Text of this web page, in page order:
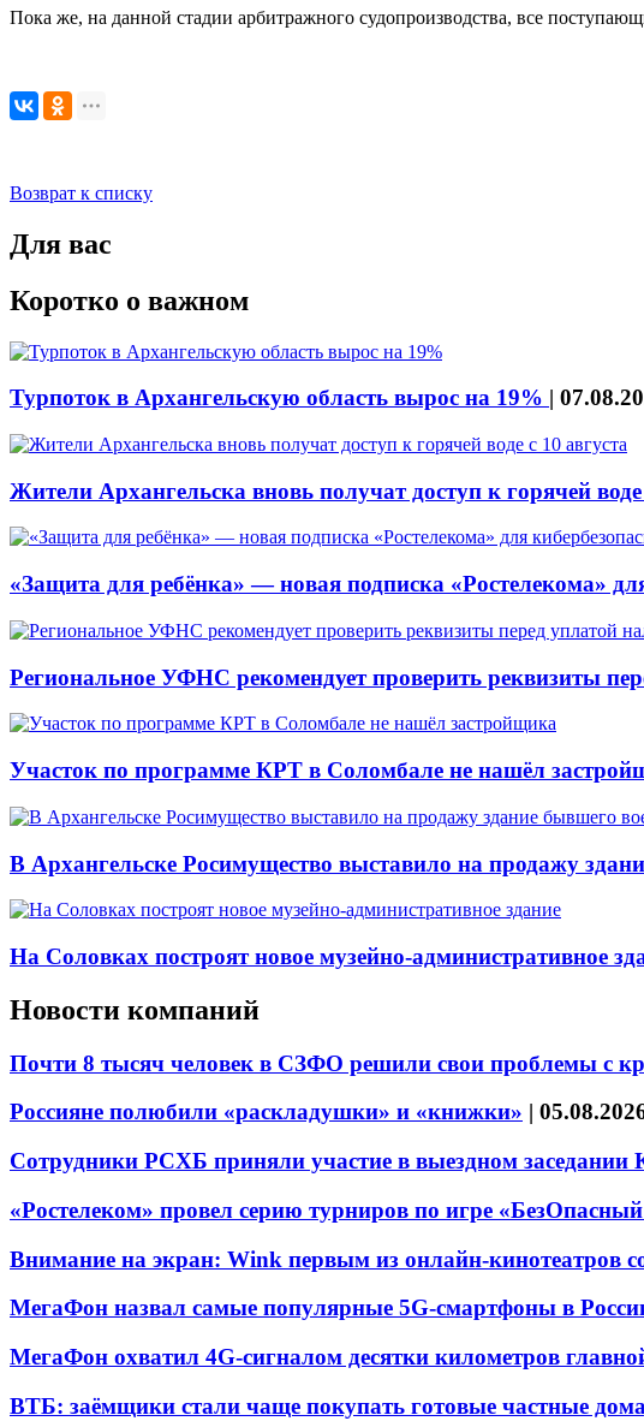
Пока же, на данной стадии арбитражного судопроизводства, все
Возврат к списку
Для вас
Коротко о важном
Турпоток в Архангельскую область вырос на 19% |
Жители Архангельска вновь получат доступ к горячей воде
«Защита для ребёнка» — новая подписка «Ростелекома»
Региональное УФНС рекомендует проверить реквизиты
Участок по программе КРТ в Соломбале не нашёл
В Архангельске Росимущество выставило на продажу
На Соловках построят новое музейно-административное
Новости компаний
Почти 8 тысяч человек в СЗФО решили свои проблемы с
Россияне полюбили «раскладушки» и «книжки» |
Сотрудники РСХБ приняли участие в выездном
«Ростелеком» провел серию турниров по игре
Внимание на экран: Wink первым из онлайн-кинотеатров
МегаФон назвал самые популярные 5G-смартфоны в
МегаФон охватил 4G-сигналом десятки километров
ВТБ: заёмщики стали чаще покупать готовые частные